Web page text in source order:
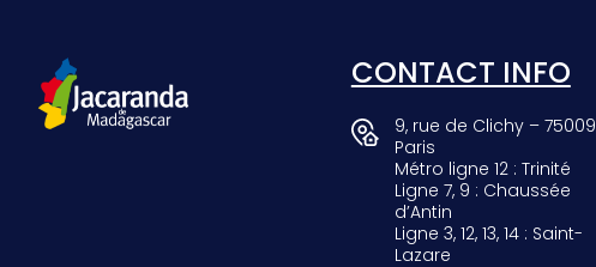
CONTACT INFO
9, rue de Clichy – 75009
Paris
Métro ligne 12 : Trinité
Ligne 7, 9 : Chaussée
d’Antin
Ligne 3, 12, 13, 14 : Saint-
Lazare